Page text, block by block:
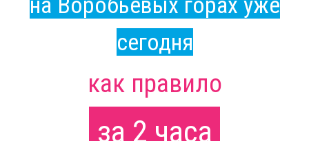
сегодня
как правило
за 2 часа